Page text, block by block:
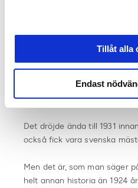
Tillåt alla
Endast
och IFK:s ”Svarte Filip”
i stället av ett annat lag från
en speciell turnering där
Svenska Serien” avstod från
Det dröjde ända till 1931
också fick vara svenska
Men det är, som man säger
helt annan historia än 1924